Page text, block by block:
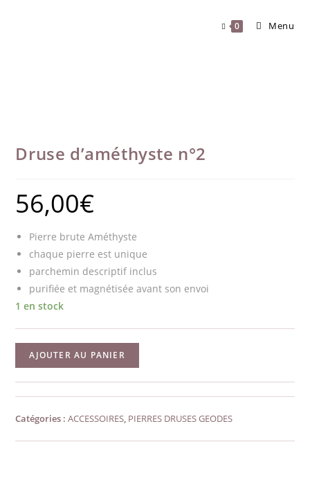
0 Menu
Druse d’améthyste n°2
56,00€
Pierre brute Améthyste
chaque pierre est unique
parchemin descriptif inclus
purifiée et magnétisée avant son envoi
1 en stock
quantité
de
Druse
n°2
AJOUTER AU PANIER
Catégories :ACCESSOIRES, PIERRES DRUSES GEODES